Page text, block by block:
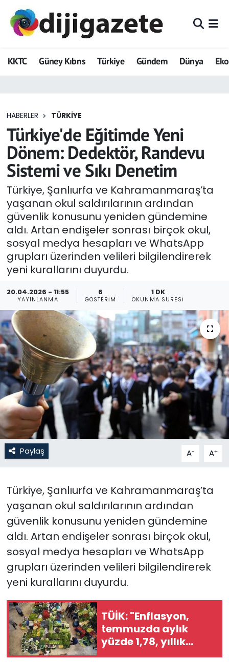
KKTC Güney Kıbrıs Türkiye Gündem Dünya
HABERLER TÜRKIYE
Türkiye'de Eğitimde Yeni
Dönem: Dedektör, Randevu
Sistemi ve Sıkı Denetim
Türkiye, Şanlıurfa ve Kahramanmaraş’ta
yaşanan okul saldırılarının ardından
güvenlik konusunu yeniden gündemine
aldı. Artan endişeler sonrası birçok okul,
sosyal medya hesapları ve WhatsApp
grupları üzerinden velileri bilgilendirerek
yeni kurallarını duyurdu.
20.04.2026 - 11:55
YAYINLANMA
6
GÖSTERIM
1 DK
OKUNMA SÜRESI
Paylaş A- A+
Türkiye, Şanlıurfa ve Kahramanmaraş’ta
yaşanan okul saldırılarının ardından
güvenlik konusunu yeniden gündemine
aldı. Artan endişeler sonrası birçok okul,
sosyal medya hesapları ve WhatsApp
grupları üzerinden velileri bilgilendirerek
yeni kurallarını duyurdu.
TÜİK: "Enflasyon,
temmuzda aylık
yüzde 1,78, yıllık
yüzde 31,75 oldu”
ADVERTORIAL
Dijigazete
Eğitim
Ekonomi
Foto Galeri
GEZİ
Güncel
Gündem
KKTC
KKTC YEREL SEÇİM 2018
Kültür Sanat
Magazin
Moda
Nöbetçi Eczaneler
Otomobil Dünyası
Politika
Spor
Teknoloji
TÜRKiYE
Video Galeri
YAŞAM
Yazarlar
Hava Durumu
Trafik Durumu
Tüm Manşetler
Son Dakika Haberleri
Haber Arşivi